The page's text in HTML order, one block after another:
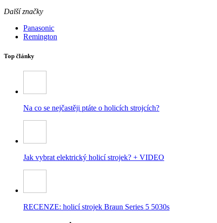
Další značky
Panasonic
Remington
Top články
Na co se nejčastěji ptáte o holicích strojcích?
Jak vybrat elektrický holicí strojek? + VIDEO
RECENZE: holicí strojek Braun Series 5 5030s